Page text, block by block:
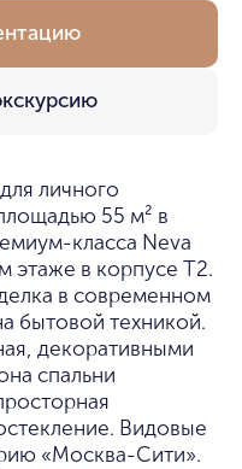
55 м² в
класса Neva
этаже в корпусе T2.
в современном
бытовой техникой.
декоративными
спальни
Видовые
«Москва-Сити».